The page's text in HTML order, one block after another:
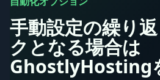
手動設定の繰り
クとなる場合は
GhostlyHosting